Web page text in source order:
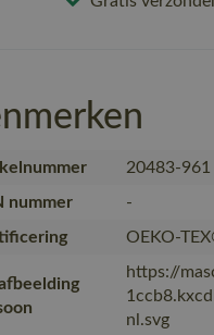
20483-961
nummer
-
OEKO-
https://
nl.svg